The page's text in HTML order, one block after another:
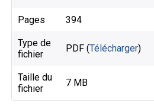
Pages 394
Type de
fichier
PDF (Télécharger)
Taille du
fichier
7 MB